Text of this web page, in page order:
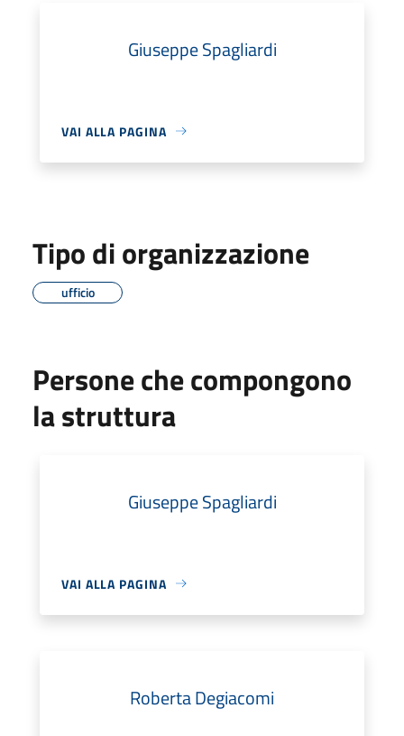
Giuseppe Spagliardi
VAI ALLA PAGINA
Tipo di organizzazione
ufficio
Persone che compongono
la struttura
Giuseppe Spagliardi
VAI ALLA PAGINA
Roberta Degiacomi